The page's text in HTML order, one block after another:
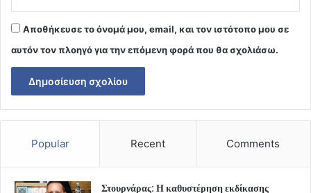
Αποθήκευσε το όνομά μου, email, και τον ιστότοπο μου σε
αυτόν τον πλοηγό για την επόμενη φορά που θα σχολιάσω.
Popular Recent Comments
Στουρνάρας: Η καθυστέρηση εκδίκασης